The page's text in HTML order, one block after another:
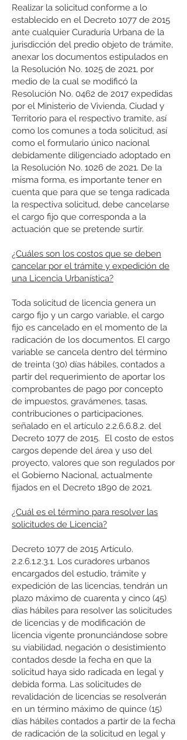
Realizar la solicitud conforme a lo
establecido en el Decreto 1077 de 2015
ante cualquier Curaduría Urbana de la
jurisdicción del predio objeto de trámite,
anexar los documentos estipulados en
la Resolución No. 1025 de 2021, por
medio de la cual se modificó la
Resolución No. 0462 de 2017 expedidas
por el Ministerio de Vivienda, Ciudad y
Territorio para el respectivo tramite, así
como los comunes a toda solicitud, así
como el formulario único nacional
debidamente diligenciado adoptado en
la Resolución No. 1026 de 2021. De la
misma forma, es importante tener en
cuenta que para que se tenga radicada
la respectiva solicitud, debe cancelarse
el cargo fijo que corresponda a la
actuación que se pretende surtir.
¿Cuáles son los costos que se deben
cancelar por el trámite y expedición de
una Licencia Urbanística?
Toda solicitud de licencia genera un
cargo fijo y un cargo variable, el cargo
fijo es cancelado en el momento de la
radicación de los documentos. El cargo
variable se cancela dentro del término
de treinta (30) días hábiles, contados a
partir del requerimiento de aportar los
comprobantes de pago por concepto
de impuestos, gravámenes, tasas,
contribuciones o participaciones,
señalado en el artículo 2.2.6.6.8.2. del
Decreto 1077 de 2015. El costo de estos
cargos depende del área y uso del
proyecto, valores que son regulados por
el Gobierno Nacional, actualmente
fijados en el Decreto 1890 de 2021.
¿Cuál es el término para resolver las
solicitudes de Licencia?
Decreto 1077 de 2015 Artículo.
2.2.6.1.2.3.1. Los curadores urbanos
encargados del estudio, trámite y
expedición de las licencias, tendrán un
plazo máximo de cuarenta y cinco (45)
días hábiles para resolver las solicitudes
de licencias y de modificación de
licencia vigente pronunciándose sobre
su viabilidad, negación o desistimiento
contados desde la fecha en que la
solicitud haya sido radicada en legal y
debida forma. Las solicitudes de
revalidación de licencias se resolverán
en un término máximo de quince (15)
días hábiles contados a partir de la fecha
de radicación de la solicitud en legal y